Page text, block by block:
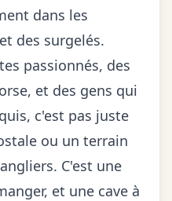
dans les
des surgelés.
passionnés, des
et des gens qui
c'est pas juste
ou un terrain
C'est une
et une cave à